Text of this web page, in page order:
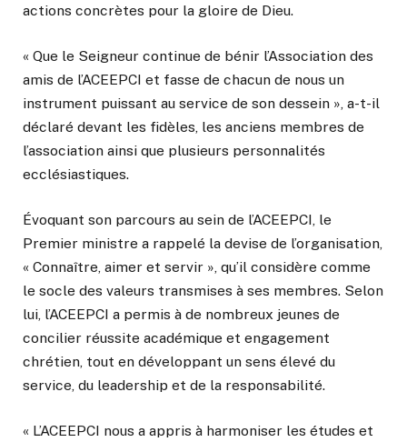
actions concrètes pour la gloire de Dieu.
« Que le Seigneur continue de bénir l’Association des
amis de l’ACEEPCI et fasse de chacun de nous un
instrument puissant au service de son dessein », a-t-il
déclaré devant les fidèles, les anciens membres de
l’association ainsi que plusieurs personnalités
ecclésiastiques.
Évoquant son parcours au sein de l’ACEEPCI, le
Premier ministre a rappelé la devise de l’organisation,
« Connaître, aimer et servir », qu’il considère comme
le socle des valeurs transmises à ses membres. Selon
lui, l’ACEEPCI a permis à de nombreux jeunes de
concilier réussite académique et engagement
chrétien, tout en développant un sens élevé du
service, du leadership et de la responsabilité.
« L’ACEEPCI nous a appris à harmoniser les études et